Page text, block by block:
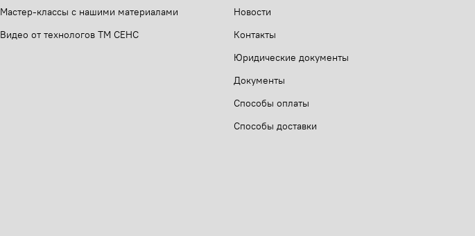
Мастер-классы с нашими материалами
Видео от технологов ТМ СЕНС
Новости
Контакты
Юридические документы
Документы
Способы оплаты
Способы доставки